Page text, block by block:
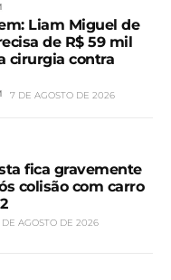
Liam Miguel de
de R$ 59 mil
cirurgia contra
7 DE AGOSTO DE 2026
fica gravemente
colisão com carro
AGOSTO DE 2026